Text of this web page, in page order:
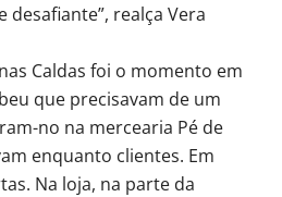
realça Vera
Caldas foi o momento em
que precisavam de um
no na mercearia Pé de
enquanto clientes. Em
Na loja, na parte da